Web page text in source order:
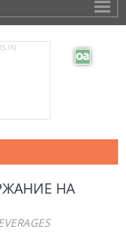
НА